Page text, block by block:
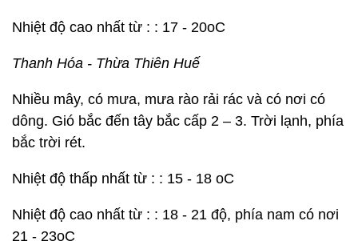
Nhiệt độ cao nhất từ : : 17 - 20oC
Thanh Hóa - Thừa Thiên Huế
Nhiều mây, có mưa, mưa rào rải rác và có nơi có
dông. Gió bắc đến tây bắc cấp 2 – 3. Trời lạnh, phía
bắc trời rét.
Nhiệt độ thấp nhất từ : : 15 - 18 oC
Nhiệt độ cao nhất từ : : 18 - 21 độ, phía nam có nơi
21 - 23oC